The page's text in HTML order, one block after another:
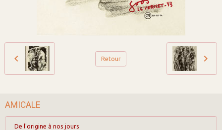
Retour
AMICALE
De l'origine à nos jours